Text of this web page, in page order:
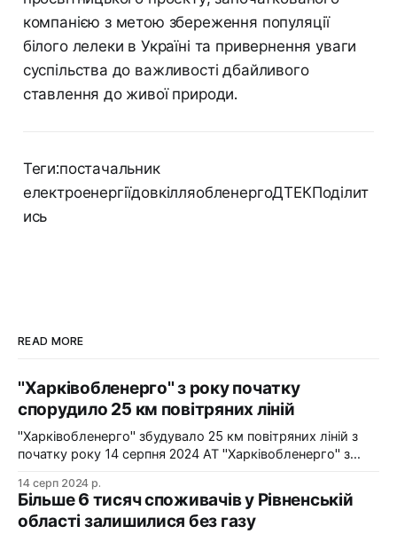
компанією з метою збереження популяції
білого лелеки в Україні та привернення уваги
суспільства до важливості дбайливого
ставлення до живої природи.
Теги:постачальник
електроенергіїдовкілляобленергоДТЕКПоділит
ись
READ MORE
"Харківобленерго" з року початку
спорудило 25 км повітряних ліній
"Харківобленерго" збудувало 25 км повітряних ліній з
початку року 14 серпня 2024 АТ "Харківобленерго" з
ліній, оновило 1134 опори та встановило 5 нових
електропідстанцій у рамках інвестиційної програми на
2024-2025 роки. Фото: "Харківобленерго" "АТ
14 серп 2024 р.
Більше 6 тисяч споживачів у Рівненській
області залишилися без газу